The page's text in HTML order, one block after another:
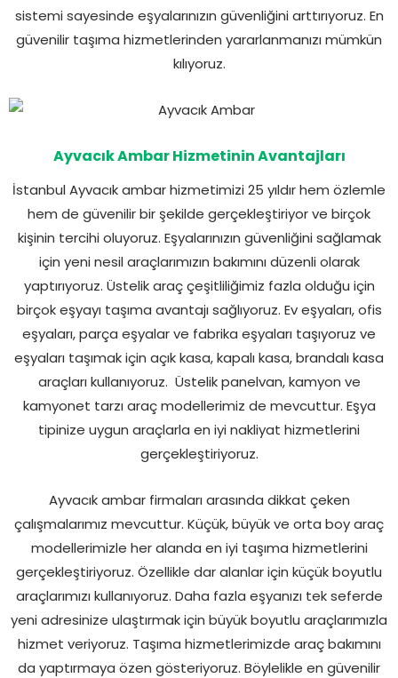
sistemi sayesinde eşyalarınızın güvenliğini arttırıyoruz. En
güvenilir taşıma hizmetlerinden yararlanmanızı mümkün
kılıyoruz.
Ayvacık Ambar Hizmetinin Avantajları
İstanbul Ayvacık ambar hizmetimizi 25 yıldır hem özlemle
hem de güvenilir bir şekilde gerçekleştiriyor ve birçok
kişinin tercihi oluyoruz. Eşyalarınızın güvenliğini sağlamak
için yeni nesil araçlarımızın bakımını düzenli olarak
yaptırıyoruz. Üstelik araç çeşitliliğimiz fazla olduğu için
birçok eşyayı taşıma avantajı sağlıyoruz. Ev eşyaları, ofis
eşyaları, parça eşyalar ve fabrika eşyaları taşıyoruz ve
eşyaları taşımak için açık kasa, kapalı kasa, brandalı kasa
araçları kullanıyoruz. Üstelik panelvan, kamyon ve
kamyonet tarzı araç modellerimiz de mevcuttur. Eşya
tipinize uygun araçlarla en iyi nakliyat hizmetlerini
gerçekleştiriyoruz.
Ayvacık ambar firmaları arasında dikkat çeken
çalışmalarımız mevcuttur. Küçük, büyük ve orta boy araç
modellerimizle her alanda en iyi taşıma hizmetlerini
gerçekleştiriyoruz. Özellikle dar alanlar için küçük boyutlu
araçlarımızı kullanıyoruz. Daha fazla eşyanızı tek seferde
yeni adresinize ulaştırmak için büyük boyutlu araçlarımızla
hizmet veriyoruz. Taşıma hizmetlerimizde araç bakımını
da yaptırmaya özen gösteriyoruz. Böylelikle en güvenilir